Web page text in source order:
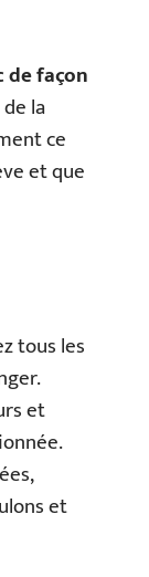
de façon
la
ce
et que
tous les
et
et